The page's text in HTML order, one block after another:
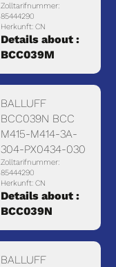
Zolltarifnummer:
85444290
Herkunft: CN
Details about :
BCC039M
BALLUFF
BCC039N BCC
M415-M414-3A-
304-PX0434-030
Zolltarifnummer:
85444290
Herkunft: CN
Details about :
BCC039N
BALLUFF